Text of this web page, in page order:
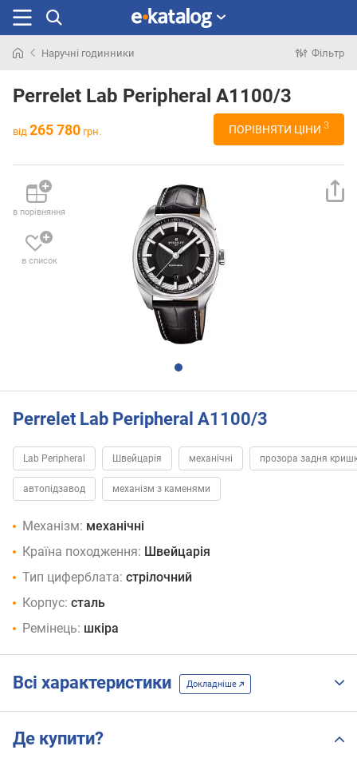
раніше
Наручні годинники Фільтр
Perrelet Lab Peripheral A1100/3
від 265 780 грн. ПОРІВНЯТИ ЦІНИ 3
в порівняння
в список
Perrelet Lab Peripheral A1100/3
Lab Peripheral Швейцарія механічні прозора задня
автопідзавод механізм з каменями
Механізм: механічні
Країна походження: Швейцарія
Тип циферблата: стрілочний
Корпус: сталь
Ремінець: шкіра
Всі характеристики Докладніше
Де купити?